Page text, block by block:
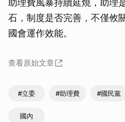
助理費風暴持續延燒，助理
石，制度是否完善，不僅攸
國會運作效能。
查看原始文章
#立委 #助理費 #國民黨
國內